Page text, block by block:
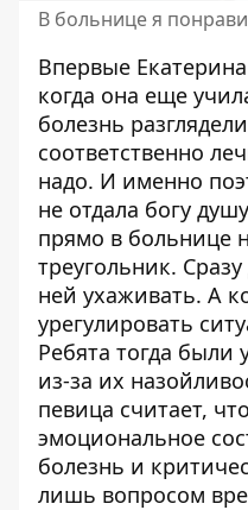
В больнице я
Впервые
когда она еще
болезнь
соответственно
надо. И именно
не отдала богу
прямо в больнице
треугольник.
ней ухаживать. А
урегулировать
Ребята тогда были
из-за их
певица считает,
эмоциональное
болезнь и
лишь вопросом